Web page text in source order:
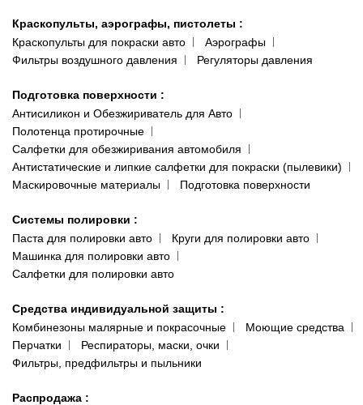
Краскопульты, аэрографы, пистолеты :
Краскопульты для покраски авто
Аэрографы
Фильтры воздушного давления
Регуляторы давления
Подготовка поверхности :
Антисиликон и Обезжириватель для Авто
Полотенца протирочные
Салфетки для обезжиривания автомобиля
Антистатические и липкие салфетки для покраски (пылевики)
Маскировочные материалы
Подготовка поверхности
Системы полировки :
Паста для полировки авто
Круги для полировки авто
Машинка для полировки авто
Салфетки для полировки авто
Средства индивидуальной защиты :
Комбинезоны малярные и покрасочные
Моющие средства
Перчатки
Респираторы, маски, очки
Фильтры, предфильтры и пыльники
Распродажа :